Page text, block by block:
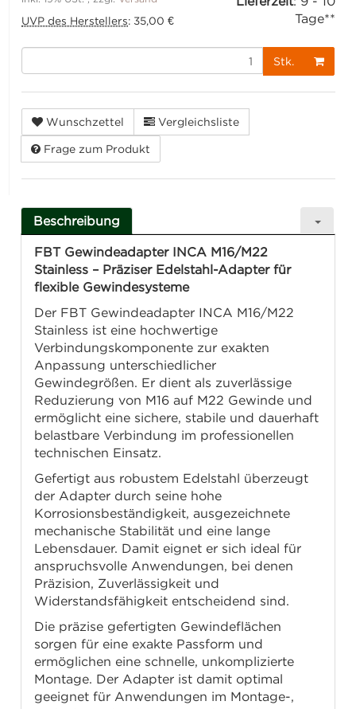
UVP des Herstellers: 35,00 €
Tage**
Stk.
Wunschzettel Vergleichsliste
Frage zum Produkt
Beschreibung
FBT Gewindeadapter INCA M16/M22
Stainless – Präziser Edelstahl-Adapter für
flexible Gewindesysteme
Der FBT Gewindeadapter INCA M16/M22
Stainless ist eine hochwertige
Verbindungskomponente zur exakten
Anpassung unterschiedlicher
Gewindegrößen. Er dient als zuverlässige
Reduzierung von M16 auf M22 Gewinde und
ermöglicht eine sichere, stabile und dauerhaft
belastbare Verbindung im professionellen
technischen Einsatz.
Gefertigt aus robustem Edelstahl überzeugt
der Adapter durch seine hohe
Korrosionsbeständigkeit, ausgezeichnete
mechanische Stabilität und eine lange
Lebensdauer. Damit eignet er sich ideal für
anspruchsvolle Anwendungen, bei denen
Präzision, Zuverlässigkeit und
Widerstandsfähigkeit entscheidend sind.
Die präzise gefertigten Gewindeflächen
sorgen für eine exakte Passform und
ermöglichen eine schnelle, unkomplizierte
Montage. Der Adapter ist damit optimal
geeignet für Anwendungen im Montage-,